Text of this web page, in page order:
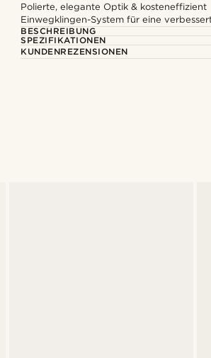
Polierte, elegante Optik & kosteneffizient
Einwegklingen-System für eine
BESCHREIBUNG
SPEZIFIKATIONEN
KUNDENREZENSIONEN